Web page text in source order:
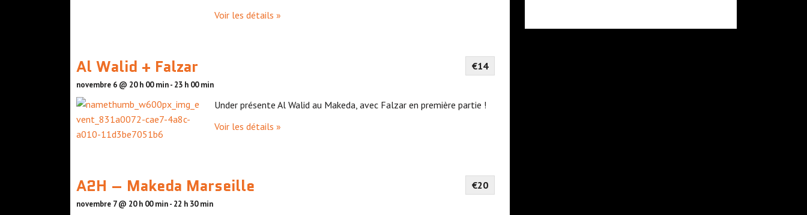
Voir les détails »
€14
Al Walid + Falzar
novembre 6 @ 20 h 00 min- 23 h 00 min
Under présente Al Walid au Makeda, avec Falzar en première partie !
Voir les détails »
€20
A2H – Makeda Marseille
novembre 7 @ 20 h 00 min- 22 h 30 min